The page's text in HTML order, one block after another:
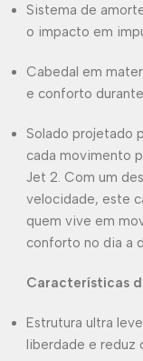
Sistema de
o impacto em
Cabedal em
e conforto
Solado projetado
cada movimento
Jet 2. Com um
velocidade, este
quem vive em
conforto no dia a
Características
Estrutura ultra
liberdade e reduz